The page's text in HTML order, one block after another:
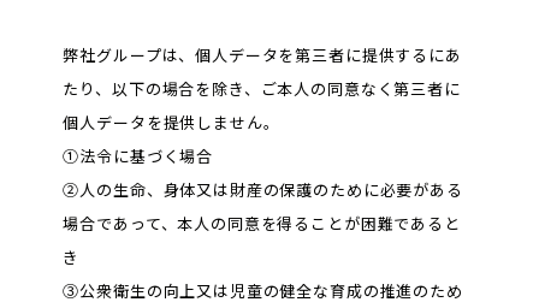
弊社グループは、個人データを第三者に提供するにあ
たり、以下の場合を除き、ご本人の同意なく第三者に
個人データを提供しません。
①法令に基づく場合
②人の生命、身体又は財産の保護のために必要がある
場合であって、本人の同意を得ることが困難であると
き
③公衆衛生の向上又は児童の健全な育成の推進のため